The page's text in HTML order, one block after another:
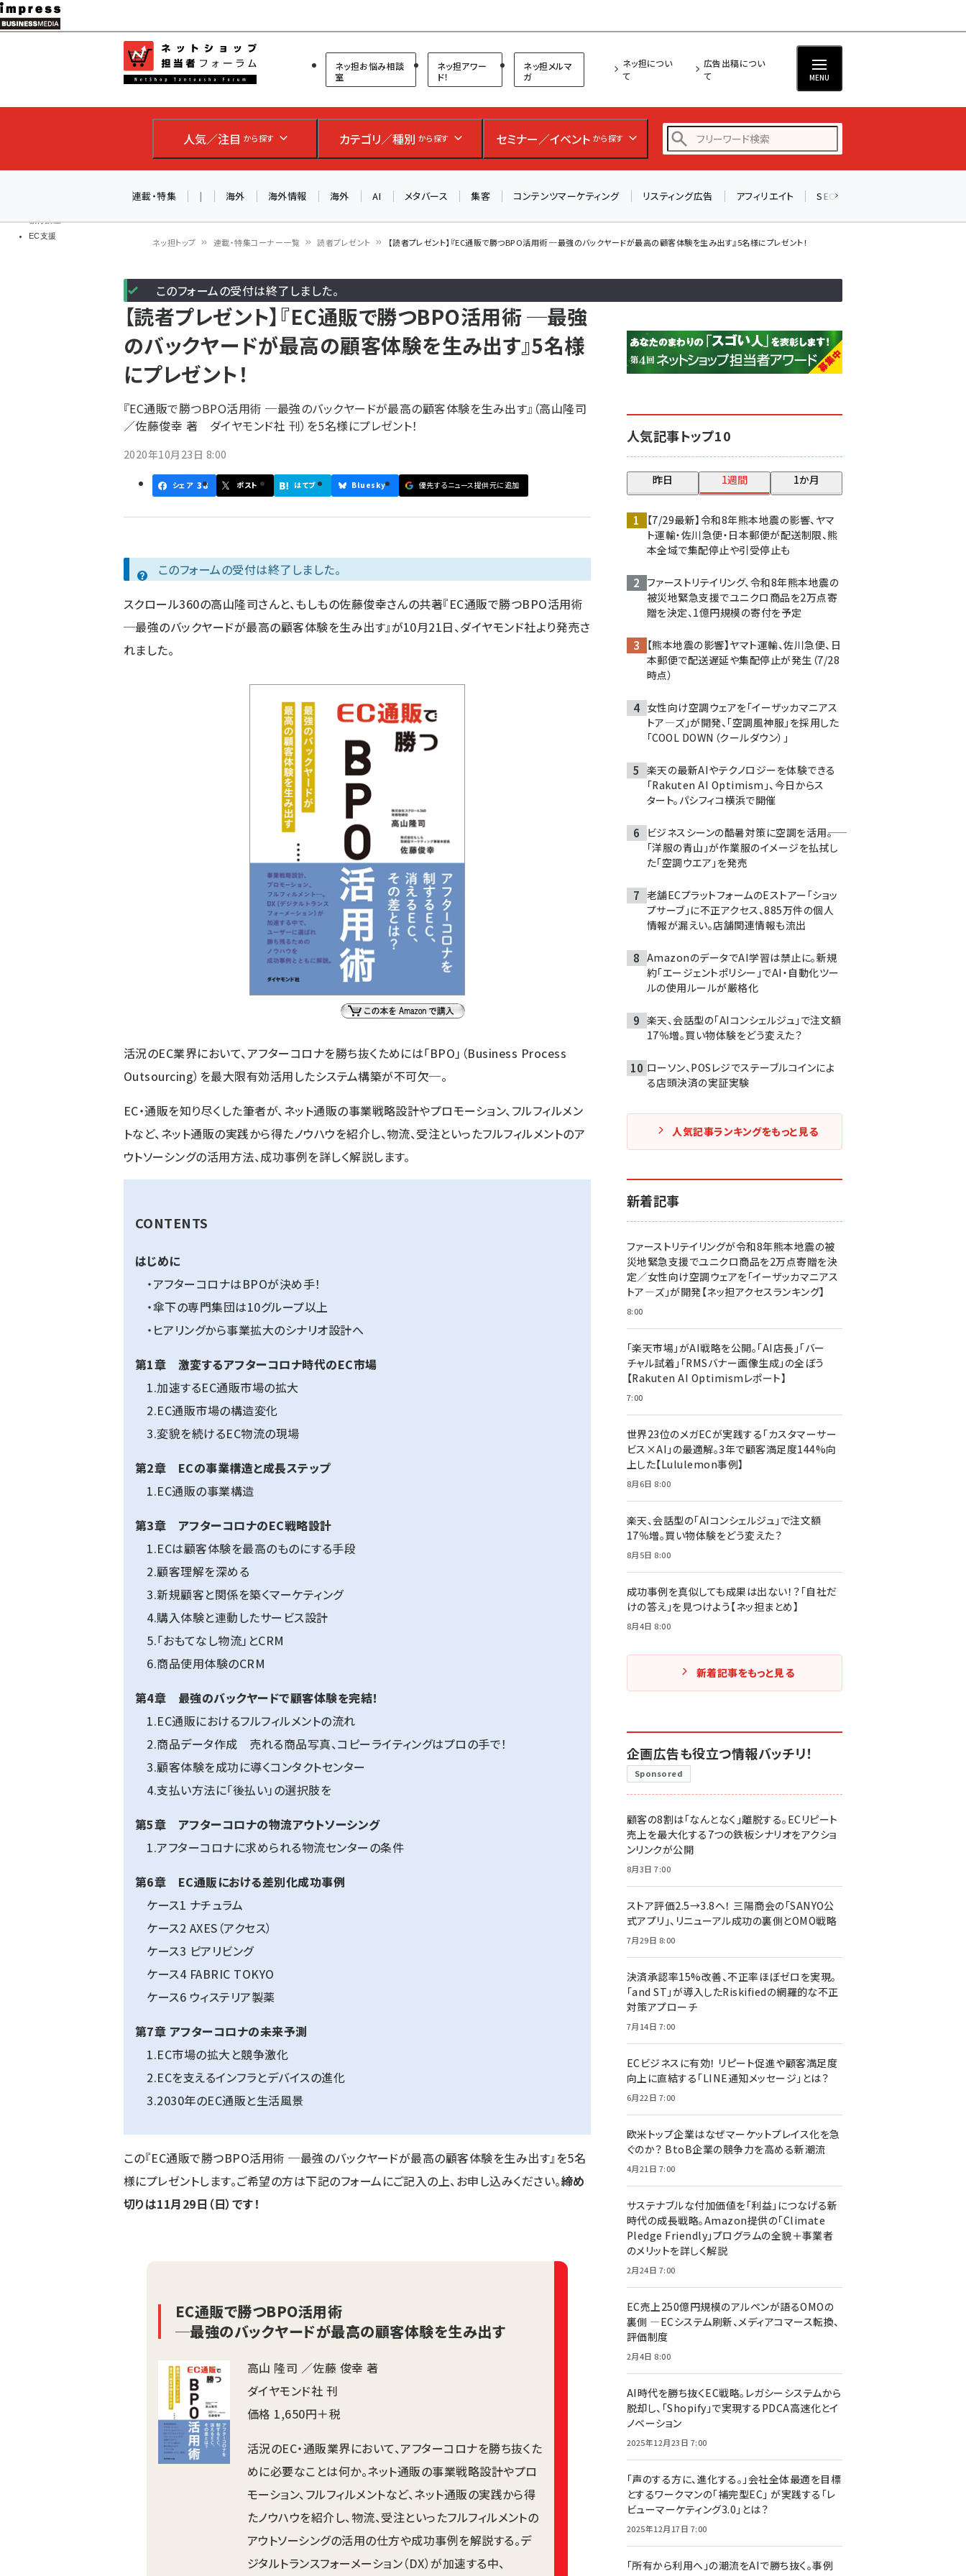
メ
イ
ン
ツ
移
教育講座
EC支援
ネットショップ担当者フォーラム
ネッ担お悩み相談
室
ネッ担アワー
ド！
ネッ担メルマ
ガ
ネッ担につい
て
広告出稿につい
て
MENU
人気／注目 から探す カテゴリ／種別 から探す セミナー／イベント から探す
yahoo (1901)
base (1075)
ビィ・フォアード (773)
連載・特集 | 海外 海外情報 海外 AI メタバース 集客 コンテンツマーケティング リスティング広告 アフィリエイト SEO
パ
ン
く
ず
ネッ担トップ 連載・特集コーナー一覧 読者プレゼント 【読者プレゼント】『EC通販で勝つBPO活用術 ─最強のバックヤードが最高の顧客体験を生み出す』5名様にプレゼント！
このフォームの受付は終了しました。
【読者プレゼント】『EC通販で勝つBPO活用術 ─最強
のバックヤードが最高の顧客体験を生み出す』5名様
にプレゼント！
『EC通販で勝つBPO活用術 ─最強のバックヤードが最高の顧客体験を生み出す』（高山隆司
／佐藤俊幸 著 ダイヤモンド社 刊）を5名様にプレゼント！
2020年10月23日 8:00
シェア 38 ポスト はてブ Bluesky 優先するニュース提供元に追加
このフォームの受付は終了しました。
スクロール360の高山隆司さんと、もしもの佐藤俊幸さんの共著『EC通販で勝つBPO活用術
─最強のバックヤードが最高の顧客体験を生み出す』が10月21日、ダイヤモンド社より発売さ
れました。
活況のEC業界において、アフターコロナを勝ち抜くためには「BPO」（Business Process
Outsourcing）を最大限有効活用したシステム構築が不可欠─。
EC・通販を知り尽くした筆者が、ネット通販の事業戦略設計やプロモーション、フルフィルメン
トなど、ネット通販の実践から得たノウハウを紹介し、物流、受注といったフルフィルメントのア
ウトソーシングの活用方法、成功事例を詳しく解説します。
CONTENTS
はじめに
・アフターコロナはBPOが決め手！
・傘下の専門集団は10グループ以上
・ヒアリングから事業拡大のシナリオ設計へ
第1章 激変するアフターコロナ時代のEC市場
1.加速するEC通販市場の拡大
2.EC通販市場の構造変化
3.変貌を続けるEC物流の現場
第2章 ECの事業構造と成長ステップ
1.EC通販の事業構造
第3章 アフターコロナのEC戦略設計
1.ECは顧客体験を最高のものにする手段
2.顧客理解を深める
3.新規顧客と関係を築くマーケティング
4.購入体験と連動したサービス設計
5.「おもてなし物流」とCRM
6.商品使用体験のCRM
第4章 最強のバックヤードで顧客体験を完結！
1.EC通販におけるフルフィルメントの流れ
2.商品データ作成 売れる商品写真、コピーライティングはプロの手で！
3.顧客体験を成功に導くコンタクトセンター
4.支払い方法に「後払い」の選択肢を
第5章 アフターコロナの物流アウトソーシング
1.アフターコロナに求められる物流センターの条件
第6章 EC通販における差別化成功事例
ケース1 ナチュラム
ケース2 AXES（アクセス）
ケース3 ピアリビング
ケース4 FABRIC TOKYO
ケース6 ウィステリア製薬
第7章 アフターコロナの未来予測
1.EC市場の拡大と競争激化
2.ECを支えるインフラとデバイスの進化
3.2030年のEC通販と生活風景
この『EC通販で勝つBPO活用術 ─最強のバックヤードが最高の顧客体験を生み出す』を5名
様にプレゼントします。ご希望の方は下記のフォームにご記入の上、お申し込みください。締め
切りは11月29日（日）です！
EC通販で勝つBPO活用術
─最強のバックヤードが最高の顧客体験を生み出す
高山 隆司 ／佐藤 俊幸 著
ダイヤモンド社 刊
価格 1,650円＋税
活況のEC・通販業界において、アフターコロナを勝ち抜くた
めに必要なことは何か。ネット通販の事業戦略設計やプロ
モーション、フルフィルメントなど、ネット通販の実践から得
たノウハウを紹介し、物流、受注といったフルフィルメントの
アウトソーシングの活用の仕方や成功事例を解説する。デ
ジタルトランスフォーメーション（DX）が加速する中、
人気記事トップ10
昨日 1週間 1か月
【7/29最新】令和8年熊本地震の影響、ヤマ
ト運輸・佐川急便・日本郵便が配送制限、熊
本全域で集配停止や引受停止も
ファーストリテイリング、令和8年熊本地震の
被災地緊急支援でユニクロ商品を2万点寄
贈を決定、1億円規模の寄付を予定
【熊本地震の影響】ヤマト運輸、佐川急便、日
本郵便で配送遅延や集配停止が発生（7/28
時点）
女性向け空調ウェアを「イーザッカマニアス
トア―ズ」が開発、「空調風神服」を採用した
「COOL DOWN（クールダウン）」
楽天の最新AIやテクノロジーを体験できる
「Rakuten AI Optimism」、今日からス
タート。パシフィコ横浜で開催
ビジネスシーンの酷暑対策に空調を活用――。
「洋服の青山」が作業服のイメージを払拭し
た「空調ウエア」を発売
老舗ECプラットフォームのEストアー「ショッ
プサーブ」に不正アクセス、885万件の個人
情報が漏えい。店舗関連情報も流出
AmazonのデータでAI学習は禁止に。新規
約「エージェントポリシー」でAI・自動化ツー
ルの使用ルールが厳格化
楽天、会話型の「AIコンシェルジュ」で注文額
17％増。買い物体験をどう変えた？
ローソン、POSレジでステーブルコインによ
る店頭決済の実証実験
人気記事ランキングをもっと見る
新着記事
ファーストリテイリングが令和8年熊本地震の被
災地緊急支援でユニクロ商品を2万点寄贈を決
定／女性向け空調ウェアを「イーザッカマニアス
トア―ズ」が開発【ネッ担アクセスランキング】
8:00
「楽天市場」がAI戦略を公開。「AI店長」「バー
チャル試着」「RMSバナー画像生成」の全ぼう
【Rakuten AI Optimismレポート】
7:00
世界23位のメガECが実践する「カスタマーサー
ビス×AI」の最適解。3年で顧客満足度144%向
上した【Lululemon事例】
8月6日 8:00
楽天、会話型の「AIコンシェルジュ」で注文額
17％増。買い物体験をどう変えた？
8月5日 8:00
成功事例を真似しても成果は出ない！？「自社だ
けの答え」を見つけよう【ネッ担まとめ】
8月4日 8:00
新着記事をもっと見る
企画広告も役立つ情報バッチリ！
Sponsored
顧客の8割は「なんとなく」離脱する。ECリピート
売上を最大化する7つの鉄板シナリオをアクショ
ンリンクが公開
8月3日 7:00
ストア評価2.5→3.8へ！ 三陽商会の「SANYO公
式アプリ」、リニューアル成功の裏側とOMO戦略
7月29日 8:00
決済承認率15%改善、不正率ほぼゼロを実現。
「and ST」が導入したRiskifiedの網羅的な不正
対策アプローチ
7月14日 7:00
ECビジネスに有効！ リピート促進や顧客満足度
向上に直結する「LINE通知メッセージ」とは？
6月22日 7:00
欧米トップ企業はなぜマーケットプレイス化を急
ぐのか？ BtoB企業の競争力を高める新潮流
4月21日 7:00
サステナブルな付加価値を「利益」につなげる新
時代の成長戦略。Amazon提供の「Climate
Pledge Friendly」プログラムの全貌＋事業者
のメリットを詳しく解説
2月24日 7:00
EC売上250億円規模のアルペンが語るOMOの
裏側 ―ECシステム刷新、メディアコマース転換、
評価制度
2月4日 8:00
AI時代を勝ち抜くEC戦略。レガシーシステムから
脱却し、「Shopify」で実現するPDCA高速化とイ
ノベーション
2025年12月23日 7:00
「声のする方に、進化する。」会社全体最適を目標
とするワークマンの「補完型EC」 が実践する「レ
ビューマーケティング3.0」とは？
2025年12月17日 7:00
「所有から利用へ」の潮流をAIで勝ち抜く。事例
お知らせ
AIが買い物を代行する時代に打つべき「次の一手」とは？
アルペン、オイシックス、元UA責任者が登壇のリアルECセ
ミナー（8/26＠東京）【交流会も実施】
8/26（水）、東京・四谷で開催。登壇者・聴講者と交流できる
参加登録はこちら↑